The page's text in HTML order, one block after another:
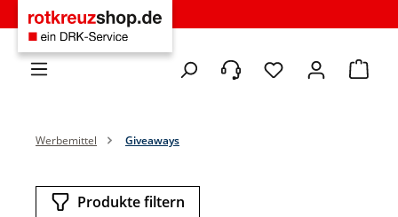
Zum Hauptinhalt springen
Du hast 0
Werbemittel Giveaways
Produkte filtern